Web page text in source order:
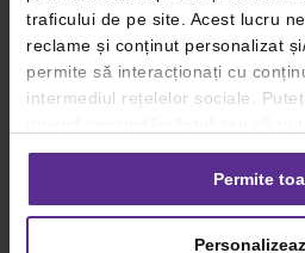
traficului de pe site. Acest lucru
reclame și conținut personalizat
permite să interacționați cu
intermediul rețelelor sociale.
consimțământul oricând, făcând
setările dvs. de cookie-uri.Permite